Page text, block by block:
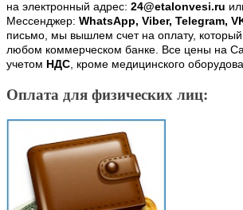
на электронный адрес: 24@etalonvesi.ru
Мессенджер: WhatsApp, Viber, Telegram,
письмо, мы вышлем счет на оплату,
любом коммерческом банке. Все цены на
учетом НДС, кроме медицинского
Оплата для физических лиц: